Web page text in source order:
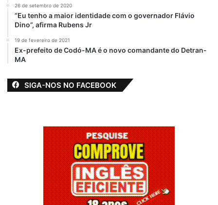
26 de setembro de 2020
“Eu tenho a maior identidade com o governador Flávio
Dino”, afirma Rubens Jr
19 de fevereiro de 2021
Ex-prefeito de Codó-MA é o novo comandante do Detran-
MA
SIGA-NOS NO FACEBOOK